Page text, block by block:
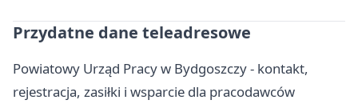
Przydatne dane teleadresowe
Powiatowy Urząd Pracy w Bydgoszczy - kontakt,
rejestracja, zasiłki i wsparcie dla pracodawców